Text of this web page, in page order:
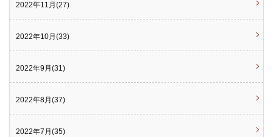
2022年11月(27)
2022年10月(33)
2022年9月(31)
2022年8月(37)
2022年7月(35)